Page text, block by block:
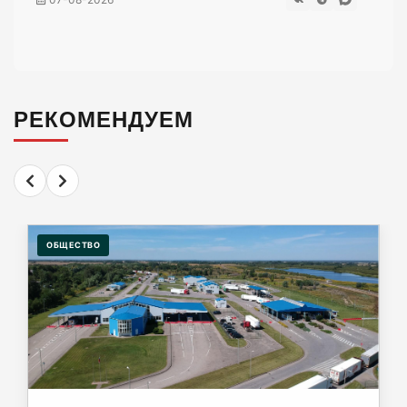
В Калининграде из-за ямочного ремонта на К.
Маркса гибнут липы
Экранная ловушка: как телефон
подталкивает к депрессии
07-08-2026
Калининград и Москва объединяются ради
транспортной революции
РЕКОМЕНДУЕМ
ОБЩЕСТВО